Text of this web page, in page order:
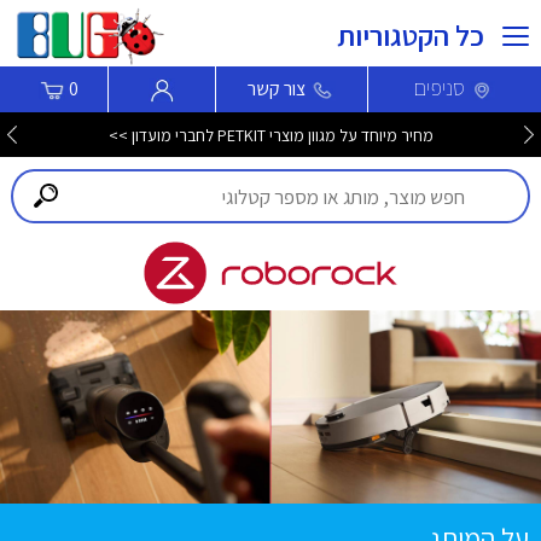
כל הקטגוריות
סניפים צור קשר 0
מחיר מיוחד על מגוון מוצרי PETKIT לחברי מועדון >>